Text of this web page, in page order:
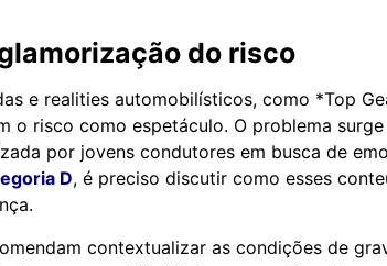
do risco
e realities automobilísticos, como *Top
o risco como espetáculo. O problema
por jovens condutores em busca de
D, é preciso discutir como esses
contextualizar as condições de